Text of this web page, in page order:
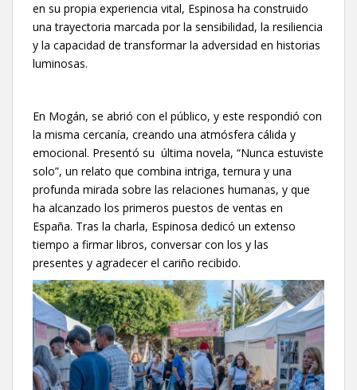
en su propia experiencia vital, Espinosa ha construido
una trayectoria marcada por la sensibilidad, la resiliencia
y la capacidad de transformar la adversidad en historias
luminosas.
En Mogán, se abrió con el público, y este respondió con
la misma cercanía, creando una atmósfera cálida y
emocional. Presentó su última novela, “Nunca estuviste
solo”, un relato que combina intriga, ternura y una
profunda mirada sobre las relaciones humanas, y que
ha alcanzado los primeros puestos de ventas en
España. Tras la charla, Espinosa dedicó un extenso
tiempo a firmar libros, conversar con los y las
presentes y agradecer el cariño recibido.